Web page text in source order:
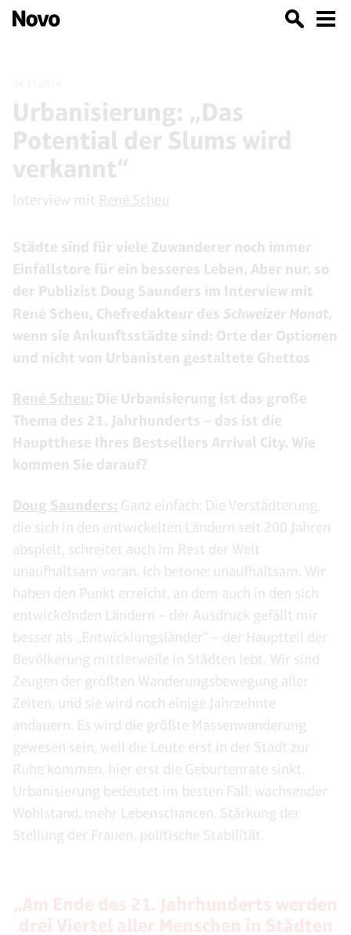
Urbanisierung: „Das
Potential der Slums wird
verkannt“
Interview mit René Scheu
Städte sind für viele Zuwanderer noch immer
Einfallstore für ein besseres Leben. Aber nur, so
der Publizist Doug Saunders im Interview mit
René Scheu, Chefredakteur des Schweizer Monat,
wenn sie Ankunftsstädte sind: Orte der Optionen
und nicht von Urbanisten gestaltete Ghettos
René Scheu: Die Urbanisierung ist das große
Thema des 21. Jahrhunderts – das ist die
Hauptthese Ihres Bestsellers Arrival City. Wie
kommen Sie darauf?
Doug Saunders: Ganz einfach: Die Verstädterung,
die sich in den entwickelten Ländern seit 200 Jahren
abspielt, schreitet auch im Rest der Welt
unaufhaltsam voran. Ich betone: unaufhaltsam. Wir
haben den Punkt erreicht, an dem auch in den sich
entwickelnden Ländern – der Ausdruck gefällt mir
besser als „Entwicklungsländer“ – der Hauptteil der
Bevölkerung mittlerweile in Städten lebt. Wir sind
Zeugen der größten Wanderungsbewegung aller
Zeiten, und sie wird noch einige Jahrzehnte
andauern. Es wird die größte Massenwanderung
gewesen sein, weil die Leute erst in der Stadt zur
Ruhe kommen, hier erst die Geburtenrate sinkt.
Urbanisierung bedeutet im besten Fall: wachsender
Wohlstand, mehr Lebenschancen, Stärkung der
Stellung der Frauen, politische Stabilität.